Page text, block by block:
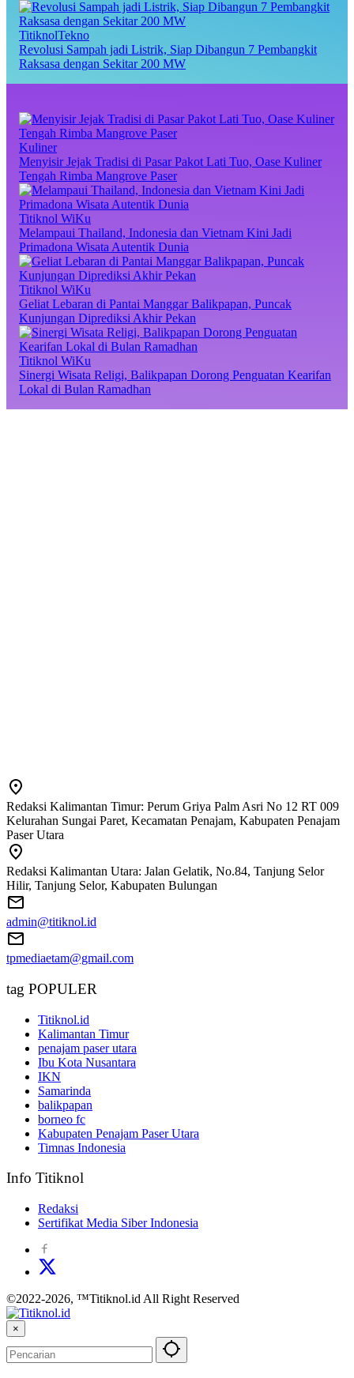
TitiknolTekno
Revolusi Sampah jadi Listrik, Siap Dibangun 7 Pembangkit
Raksasa dengan Sekitar 200 MW
Kuliner
Menyisir Jejak Tradisi di Pasar Pakot Lati Tuo, Oase Kuliner
Tengah Rimba Mangrove Paser
Titiknol WiKu
Melampaui Thailand, Indonesia dan Vietnam Kini Jadi
Primadona Wisata Autentik Dunia
Titiknol WiKu
Geliat Lebaran di Pantai Manggar Balikpapan, Puncak
Kunjungan Diprediksi Akhir Pekan
Titiknol WiKu
Sinergi Wisata Religi, Balikpapan Dorong Penguatan Kearifan
Lokal di Bulan Ramadhan
Redaksi Kalimantan Timur: Perum Griya Palm Asri No 12 RT 009
Kelurahan Sungai Paret, Kecamatan Penajam, Kabupaten Penajam
Paser Utara
Redaksi Kalimantan Utara: Jalan Gelatik, No.84, Tanjung Selor
Hilir, Tanjung Selor, Kabupaten Bulungan
admin@titiknol.id
tpmediaetam@gmail.com
tag POPULER
Titiknol.id
Kalimantan Timur
penajam paser utara
Ibu Kota Nusantara
IKN
Samarinda
balikpapan
borneo fc
Kabupaten Penajam Paser Utara
Timnas Indonesia
Info Titiknol
Redaksi
Sertifikat Media Siber Indonesia
©2022-2026, ™Titiknol.id All Right Reserved
×